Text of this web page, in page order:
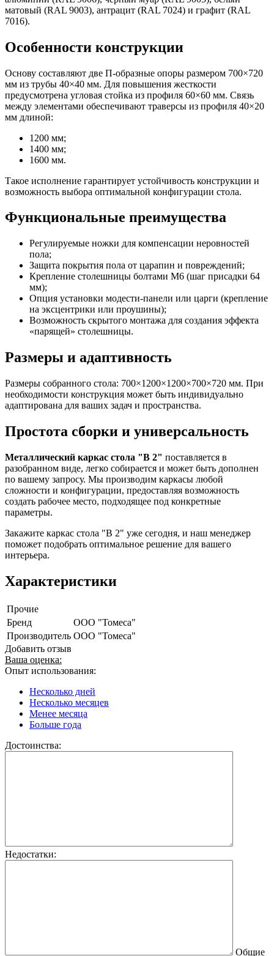
матовый (RAL 9003), антрацит (RAL 7024) и графит (RAL
7016).
Особенности конструкции
Основу составляют две П-образные опоры размером 700×720
мм из трубы 40×40 мм. Для повышения жесткости
предусмотрена угловая стойка из профиля 60×60 мм. Связь
между элементами обеспечивают траверсы из профиля 40×20
мм длиной:
1200 мм;
1400 мм;
1600 мм.
Такое исполнение гарантирует устойчивость конструкции и
возможность выбора оптимальной конфигурации стола.
Функциональные преимущества
Регулируемые ножки для компенсации неровностей
пола;
Защита покрытия пола от царапин и повреждений;
Крепление столешницы болтами М6 (шаг присадки 64
мм);
Опция установки модести-панели или царги (крепление
на эксцентрики или проушины);
Возможность скрытого монтажа для создания эффекта
«парящей» столешницы.
Размеры и адаптивность
Размеры собранного стола: 700×1200×1200×700×720 мм. При
необходимости конструкция может быть индивидуально
адаптирована для ваших задач и пространства.
Простота сборки и универсальность
Металлический каркас стола "В 2" поставляется в
разобранном виде, легко собирается и может быть дополнен
по вашему запросу. Мы производим каркасы любой
сложности и конфигурации, предоставляя возможность
создать рабочее место, подходящее под конкретные
параметры.
Закажите каркас стола "В 2" уже сегодня, и наш менеджер
поможет подобрать оптимальное решение для вашего
интерьера.
Характеристики
Прочие
Бренд
ООО "Томеса"
Производитель ООО "Томеса"
Добавить отзыв
Ваша оценка:
Опыт использования:
Несколько дней
Несколько месяцев
Менее месяца
Больше года
Достоинства:
Недостатки:
Общие